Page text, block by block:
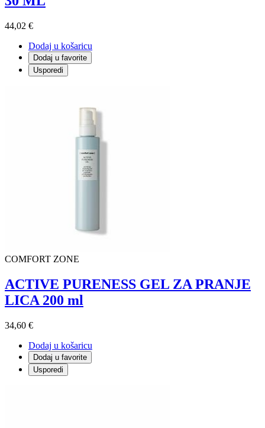
44,02 €
Dodaj u košaricu
Dodaj u favorite
Usporedi
COMFORT ZONE
ACTIVE PURENESS GEL ZA PRANJE
LICA 200 ml
34,60 €
Dodaj u košaricu
Dodaj u favorite
Usporedi